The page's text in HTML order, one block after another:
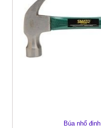
Búa nhổ